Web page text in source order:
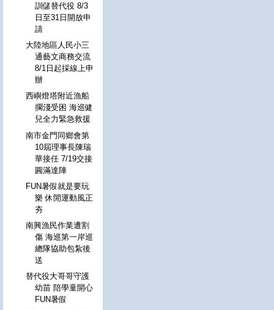
訓儲替代役 8/3
日至31日開放申
請
大陸地區人民小三
通藝文商務交流
8/1日起採線上申
辦
西嶼燈塔附近漁船
擱淺受困 海巡健
兒全力緊急救援
南市金門同鄉會第
10屆理事長陳瑞
華接任 7/19交接
圓滿達陣
FUN暑假就是要玩
樂 休閒運動風正
夯
南興漁民作業遭割
傷 海巡第一岸巡
總隊協助包紮後
送
替代役大哥哥守護
幼苗 陪學童開心
FUN暑假